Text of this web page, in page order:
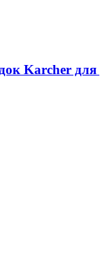
Karcher для